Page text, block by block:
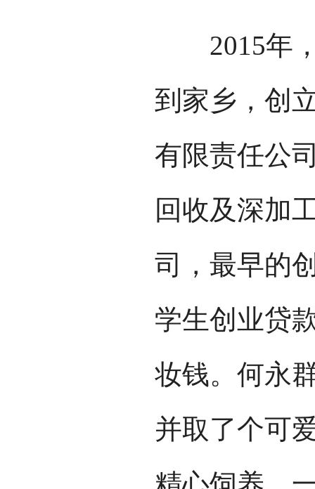
2015年，
到家乡，创
有限责任公
回收及深加
司，最早的
学生创业贷
妆钱。何永
并取了个可